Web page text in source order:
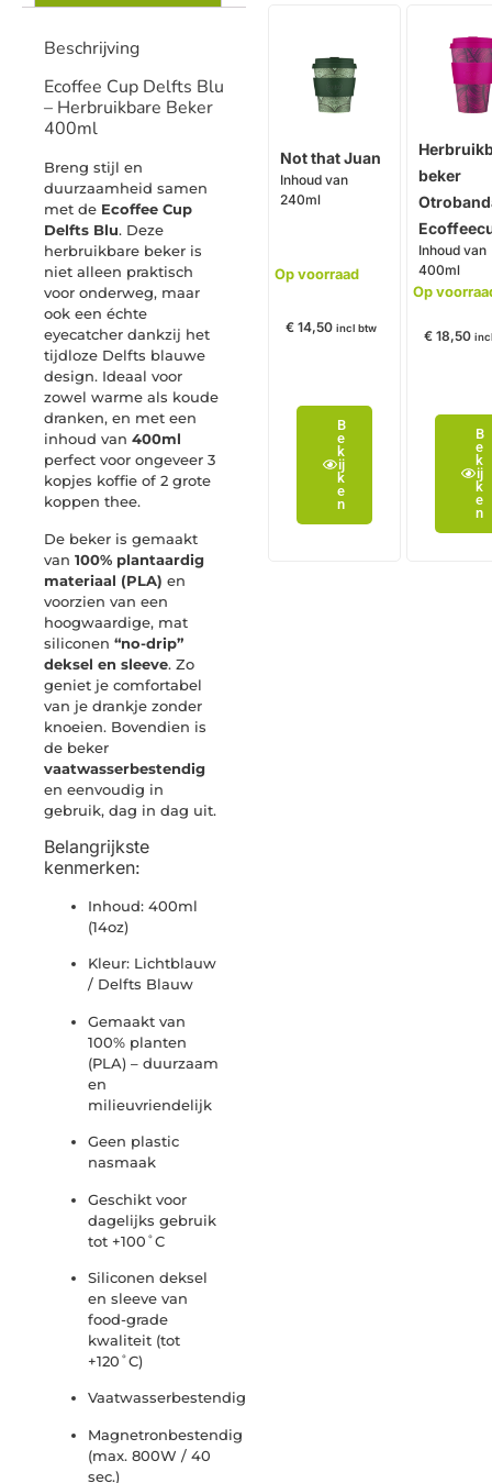
Beschrijving
Ecoffee Cup Delfts Blu
– Herbruikbare Beker
400ml
Breng stijl en
duurzaamheid samen
met de Ecoffee Cup
Delfts Blu. Deze
herbruikbare beker is
niet alleen praktisch
voor onderweg, maar
ook een échte
eyecatcher dankzij het
tijdloze Delfts blauwe
design. Ideaal voor
zowel warme als koude
dranken, en met een
inhoud van 400ml
perfect voor ongeveer 3
kopjes koffie of 2 grote
koppen thee.
De beker is gemaakt
van 100% plantaardig
materiaal (PLA) en
voorzien van een
hoogwaardige, mat
siliconen “no-drip”
deksel en sleeve. Zo
geniet je comfortabel
van je drankje zonder
knoeien. Bovendien is
de beker
vaatwasserbestendig
en eenvoudig in
gebruik, dag in dag uit.
Belangrijkste
kenmerken:
Inhoud: 400ml
(14oz)
Kleur: Lichtblauw
/ Delfts Blauw
Gemaakt van
100% planten
(PLA) – duurzaam
en
milieuvriendelijk
Geen plastic
nasmaak
Geschikt voor
dagelijks gebruik
tot +100˚C
Siliconen deksel
en sleeve van
food-grade
kwaliteit (tot
+120˚C)
Vaatwasserbestendig
Magnetronbestendig
(max. 800W / 40
sec.)
Not that Juan
Inhoud van
240ml
Op voorraad
€ 14,50 incl btw
B
e
k
ij
k
e
n
beker
Inhoud van
400ml
Op
€18,50
B
e
k
ij
k
e
n